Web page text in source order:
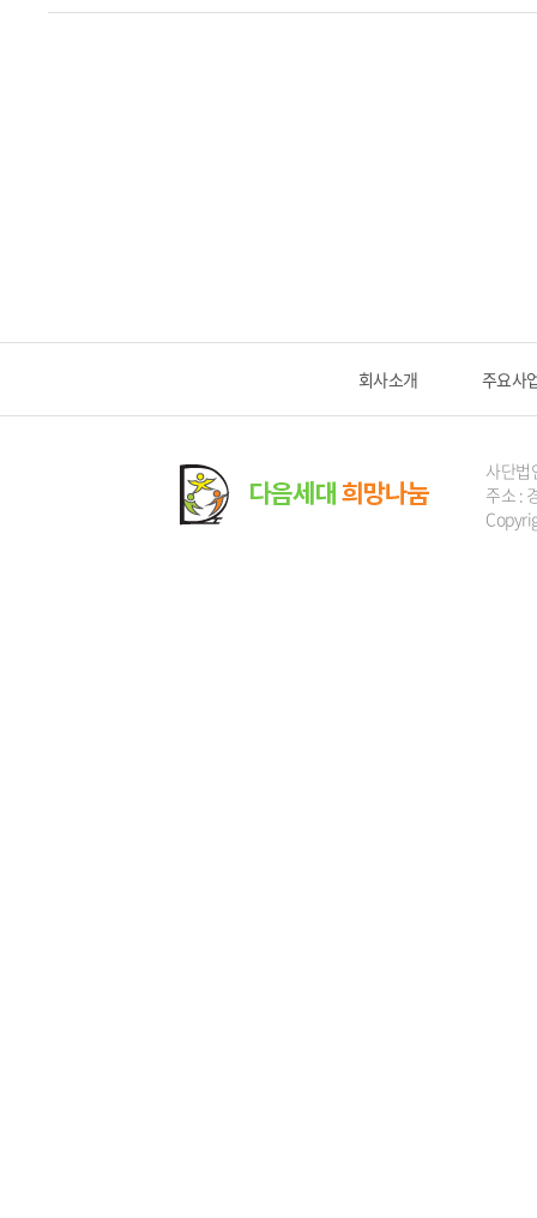
회사소개 주요사
사단법
주소 :